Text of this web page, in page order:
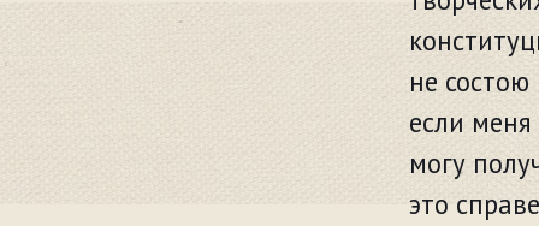
не
если
могу
это